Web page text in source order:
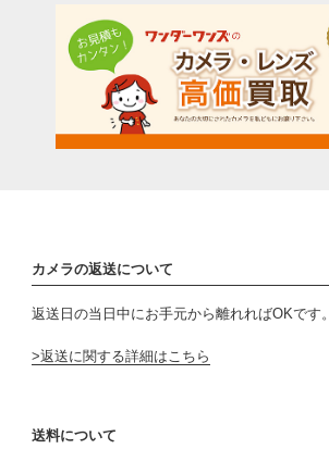
カメラの返送について
返送日の当日中にお手元から離れればOKです。
返送に関する詳細はこちら
送料について